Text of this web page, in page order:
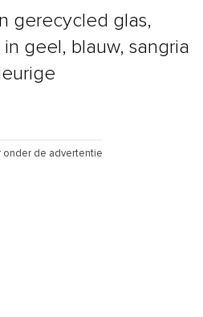
gerecycled glas,
geel, blauw, sangria
onder de advertentie